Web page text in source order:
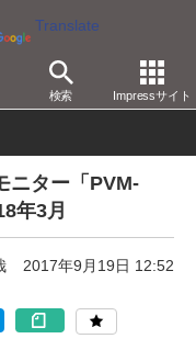
Translate
検索 Impressサイト
ニター「PVM-
年3月
2017年9月19日 12:52